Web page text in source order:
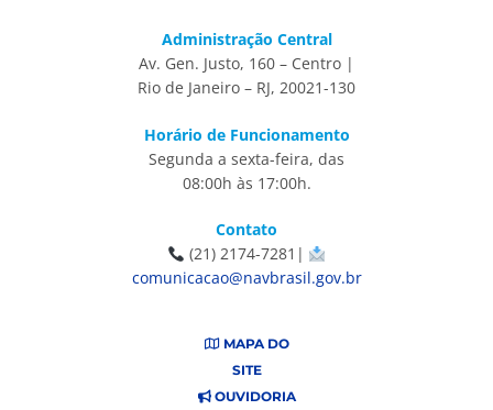
Administração Central
Av. Gen. Justo, 160 – Centro |
Rio de Janeiro – RJ, 20021-130
Horário de Funcionamento
Segunda a sexta-feira, das
08:00h às 17:00h.
Contato
(21) 2174-7281|
comunicacao@navbrasil.gov.br
MAPA DO
SITE
OUVIDORIA